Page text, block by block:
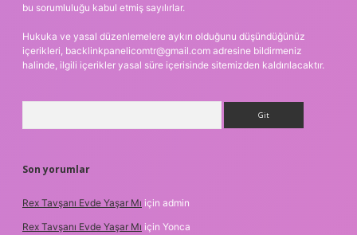
bu sorumluluğu kabul etmiş sayılırlar.
Hukuka ve yasal düzenlemelere aykırı olduğunu düşündüğünüz
içerikleri, backlinkpanelicomtr@gmail.com adresine bildirmeniz
halinde, ilgili içerikler yasal süre içerisinde sitemizden kaldırılacaktır.
Son yorumlar
Rex Tavşanı Evde Yaşar Mı için admin
Rex Tavşanı Evde Yaşar Mı için Yonca